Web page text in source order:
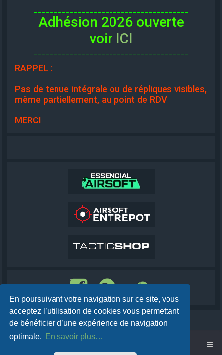
En poursuivant votre navigation sur ce site, vous
acceptez l’utilisation de cookies vous permettant
de bénéficier d’une expérience de navigation
optimale.
En savoir plus…
Adhésion 2026 ouverte
voir ICI
RAPPEL :
Pas de tenue intégrale ou de répliques visibles,
même partiellement, au point de RDV.
MERCI